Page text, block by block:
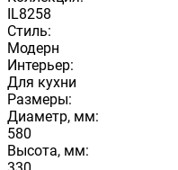
IL8258
Стиль:
Модерн
Интерьер:
Для кухни
Размеры:
Диаметр, мм:
580
Высота, мм: